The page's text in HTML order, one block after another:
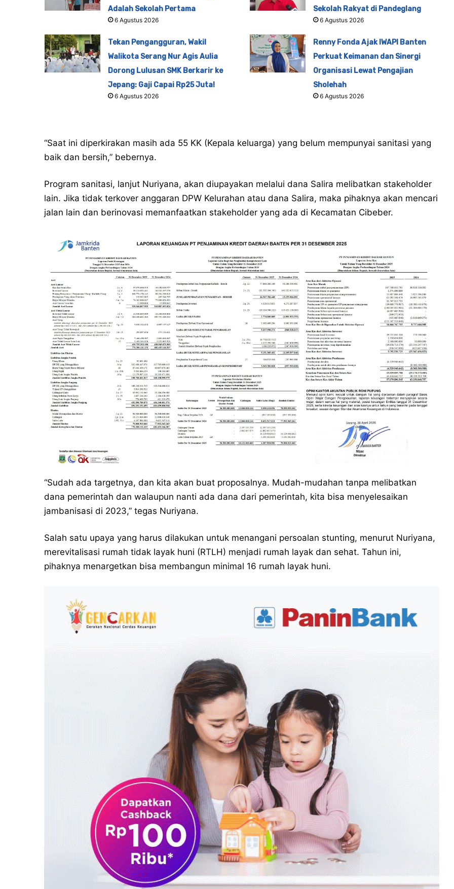
Adalah Sekolah Pertama
6 Agustus 2026
Sekolah Rakyat di Pandeglang
6 Agustus 2026
Tekan Pengangguran, Wakil
Walikota Serang Nur Agis Aulia
Dorong Lulusan SMK Berkarir ke
Jepang: Gaji Capai Rp25 Juta!
6 Agustus 2026
Renny Fonda Ajak IWAPI Banten
Perkuat Keimanan dan Sinergi
Organisasi Lewat Pengajian
Sholehah
6 Agustus 2026
“Saat ini diperkirakan masih ada 55 KK (Kepala keluarga) yang belum mempunyai sanitasi yang
baik dan bersih,” bebernya.
Program sanitasi, lanjut Nuriyana, akan diupayakan melalui dana Salira melibatkan stakeholder
lain. Jika tidak terkover anggaran DPW Kelurahan atau dana Salira, maka pihaknya akan mencari
jalan lain dan berinovasi memanfaatkan stakeholder yang ada di Kecamatan Cibeber.
“Sudah ada targetnya, dan kita akan buat proposalnya. Mudah-mudahan tanpa melibatkan
dana pemerintah dan walaupun nanti ada dana dari pemerintah, kita bisa menyelesaikan
jambanisasi di 2023,” tegas Nuriyana.
Salah satu upaya yang harus dilakukan untuk menangani persoalan stunting, menurut Nuriyana,
merevitalisasi rumah tidak layak huni (RTLH) menjadi rumah layak dan sehat. Tahun ini,
pihaknya menargetkan bisa membangun minimal 16 rumah layak huni.